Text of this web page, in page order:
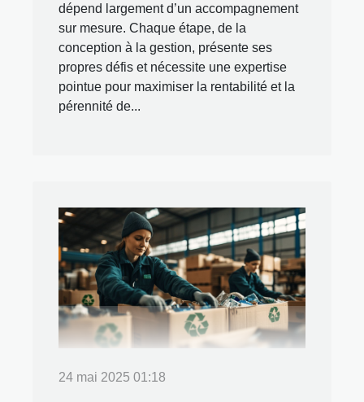
dépend largement d’un accompagnement
sur mesure. Chaque étape, de la
conception à la gestion, présente ses
propres défis et nécessite une expertise
pointue pour maximiser la rentabilité et la
pérennité de...
24 mai 2025 01:18